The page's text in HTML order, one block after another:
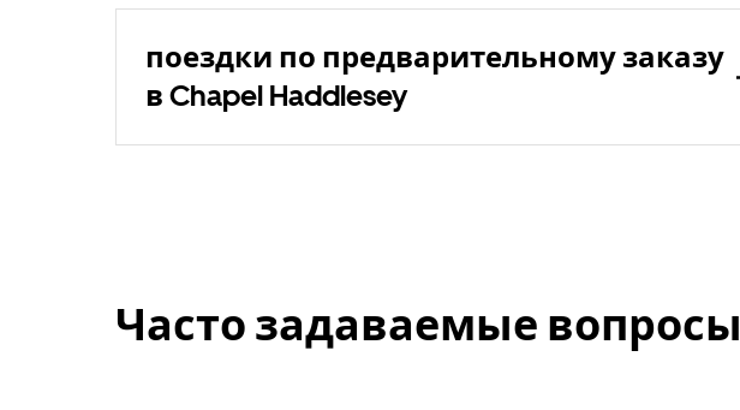
поездки по предварительному заказу
в Chapel Haddlesey
Часто задаваемые вопросы